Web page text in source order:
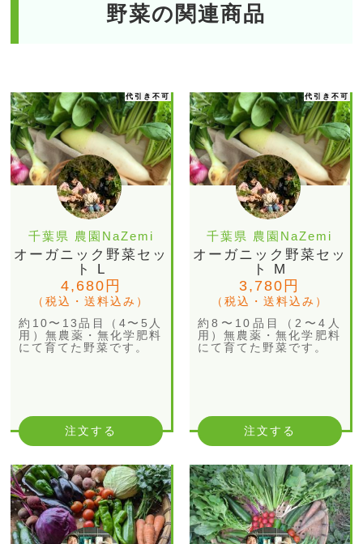
野菜の関連商品
代引き不可
千葉県 農園NaZemi
オーガニック野菜セッ
ト L
4,680円
（税込・送料込み）
約10〜13品目（4〜5人
用）無農薬・無化学肥料
にて育てた野菜です。
注文する
代引き不可
千葉県 農園NaZemi
オーガニック野菜セッ
ト M
3,780円
（税込・送料込み）
約8〜10品目（2〜4人
用）無農薬・無化学肥料
にて育てた野菜です。
注文する